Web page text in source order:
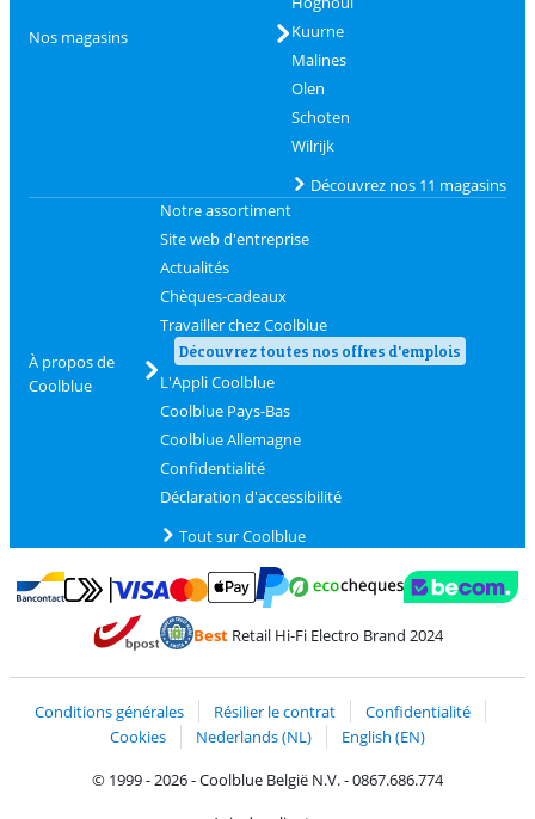
Nos magasins
Kuurne
Malines
Olen
Schoten
Wilrijk
Découvrez nos 11 magasins
À propos de
Coolblue
Notre assortiment
Site web d'entreprise
Actualités
Chèques-cadeaux
Travailler chez Coolblue
Découvrez toutes nos offres d'emplois
L'Appli Coolblue
Coolblue Pays-Bas
Coolblue Allemagne
Confidentialité
Déclaration d'accessibilité
Tout sur Coolblue
Payer avec Bancontact
Payer avec MasterCard et Visa via ClickToPay
Payer avec PayPal
BestRetail Hi-Fi Electro Brand 2024
Conditions générales Résilier le contrat
Confidentialité
Cookies
Nederlands (NL)
English (EN)
© 1999 - 2026 - Coolblue België N.V. - 0867.686.774